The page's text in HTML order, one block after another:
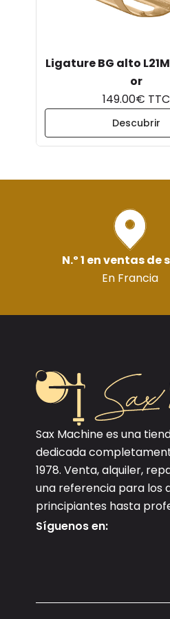
Ligature BG alto
or
149.00€ TTC
Descubrir
N.º 1 en ventas de
En Francia
Sax Machine es una
dedicada
1978. Venta, alquiler,
una referencia para los
principiantes hasta
Síguenos en: